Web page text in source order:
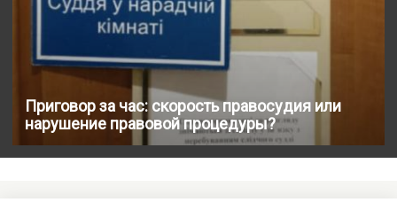
Приговор за час: скорость правосудия или
нарушение правовой процедуры?